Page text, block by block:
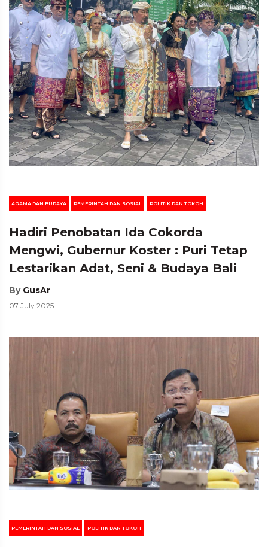
AGAMA DAN BUDAYA PEMERINTAH DAN SOSIAL POLITIK DAN TOKOH
Hadiri Penobatan Ida Cokorda
Mengwi, Gubernur Koster : Puri Tetap
Lestarikan Adat, Seni & Budaya Bali
By GusAr
07 July 2025
PEMERINTAH DAN SOSIAL POLITIK DAN TOKOH